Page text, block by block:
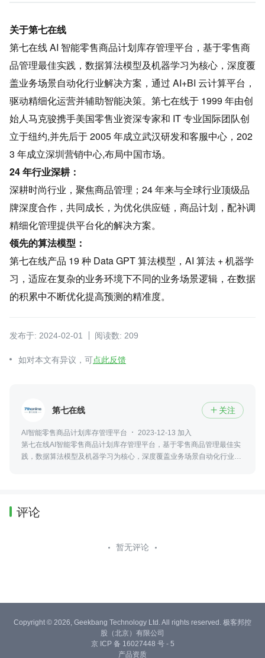
关于第七在线
第七在线 AI 智能零售商品计划库存管理平台，基于零售商
品管理最佳实践，数据算法模型及机器学习为核心，深度覆
盖业务场景自动化行业解决方案，通过 AI+BI 云计算平台，
驱动精细化运营并辅助智能决策。第七在线于 1999 年由创
始人马克骏携手美国零售业资深专家和 IT 专业国际团队创
立于纽约,并先后于 2005 年成立武汉研发和客服中心，202
3 年成立深圳营销中心,布局中国市场。
24 年行业深耕：
深耕时尚行业，聚焦商品管理；24 年来与全球行业顶级品
牌深度合作，共同成长，为优化供应链，商品计划，配补调
精细化管理提供平台化的解决方案。
领先的算法模型：
第七在线产品 19 种 Data GPT 算法模型，AI 算法 + 机器学
习，适应在复杂的业务环境下不同的业务场景逻辑，在数据
的积累中不断优化提高预测的精准度。
发布于: 2024-02-01 阅读数: 209
如对本文有异议，可点此反馈
第七在线  关注
AI智能零售商品计划库存管理平台
2023-12-13 加入
第七在线AI智能零售商品计划库存管理平台，基于零售商品管理最佳实
践，数据算法模型及机器学习为核心，深度覆盖业务场景自动化行业解
评论
暂无评论
Copyright © 2026, Geekbang Technology Ltd. All rights reserved. 极客邦控
股（北京）有限公司
京 ICP 备 16027448 号 - 5
产品资质